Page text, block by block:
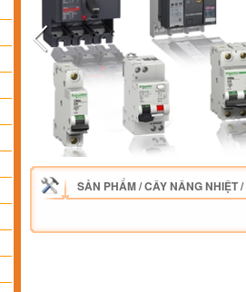
SẢN PHẨM/CÂY NÂNG NHIỆT/